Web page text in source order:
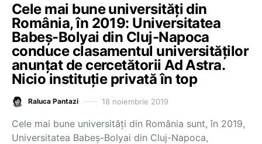
Cele mai bune universități din
România, în 2019: Universitatea
Babeș-Bolyai din Cluj-Napoca
conduce clasamentul universităților
anunțat de cercetătorii Ad Astra.
Nicio instituție privată în top
Raluca Pantazi 18 noiembrie 2019
Cele mai bune universități din România sunt, în 2019,
Universitatea Babeș-Bolyai din Cluj-Napoca,